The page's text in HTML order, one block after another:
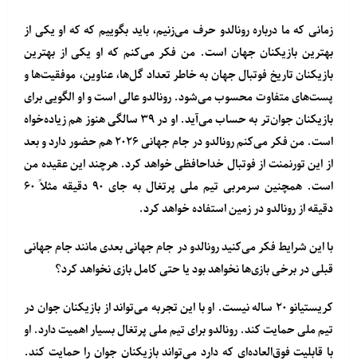
زمانی که ما درباره رونالدو حرف می‌زنیم، باید بگوییم که که او یکی از
بهترین بازیکنان جهان است. من فکر می‌کنم که او یکی از بهترین
بازیکنان تاریخ فوتبال جهان به خاطر تعداد گل‌ها، عناوین، موفقیت‌ها و
پست‌های متفاوت محسوب می‌شود. رونالدو عالی است و او الگویی برای
بازیکنان جوان‌تر به حساب می‌آید. او در ۳۹ سالگی هنوز هم زیاده‌خواه
است. من فکر می‌کنم رونالدو در جام جهانی ۲۰۲۶ هم حضور دارد و بعد
از این تورنمنت از فوتبال خداحافظی خواهد کرد. هرچند این عقیده من
است. همچنین سرمربی تیم ملی پرتغال به جای ۹۰ دقیقه مثلاً ۶۰
دقیقه از رونالدو در زمین استفاده خواهد کرد.
با این شرایط فکر می‌کنید رونالدو در جام جهانی بعدی مانند جام جهانی
قبلی در برخی بازی‌ها نخواهد بود یا حتی کامل بازی نخواهد کرد؟
کریستیانو ۲۰ ساله نیست. او با این تجربه می‌تواند از بازیکنان جوان در
تیم ملی حمایت کند. رونالدو برای تیم ملی پرتغال بسیار اهمیت دارد. او
با قابلیت فوق‌العاده‌ای که دارد می‌تواند بازیکنان جوان را حمایت کند.